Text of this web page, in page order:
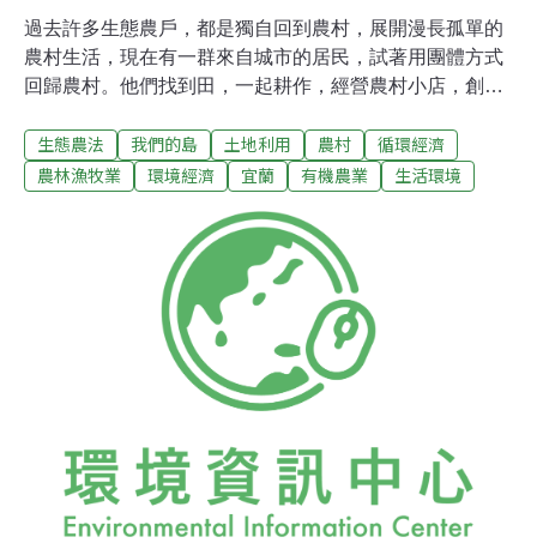
過去許多生態農戶，都是獨自回到農村，展開漫長孤單的
農村生活，現在有一群來自城市的居民，試著用團體方式
回歸農村。他們找到田，一起耕作，經營農村小店，創造
村注入活力，讓種田取代賣地，田園不再流失，永保農村
價值...宜蘭員山的農地上，楊文全和他的夥伴開始春耕前
術。楊文全原本是位城鄉規劃師，長期駐守宜蘭做城鄉設
計，工作久了愛上宜蘭，3年前決定進到農村，推動友善
耕作。楊文全找來生態農作前輩賴青松幫忙，在深溝村租
下農地。一開始是幾位朋友一起租，後來越來越多人加
入，他就以「倆佰甲」為名，組成農村團隊，擔任起陪伴
務農的工作。倆佰甲設計了換工的農耕方式，由4到5人組
合，彼此相互合作，解決農村勞力不足的問題，一起務農
農民面對福壽螺問題，以田間捕捉代替使用農藥，縣
生態農法 我們的島 土地利用 農村
循環經濟
農林漁牧業
環境經濟 宜蘭 有機農業 生活環境